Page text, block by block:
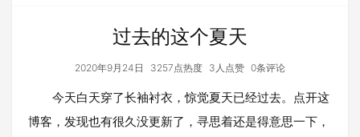
过去的这个夏天
2020年9月24日 3257点热度 3人点赞 0条评论
今天白天穿了长袖衬衣，惊觉夏天已经过去。点开这
博客，发现也有很久没更新了，寻思着还是得意思一下，